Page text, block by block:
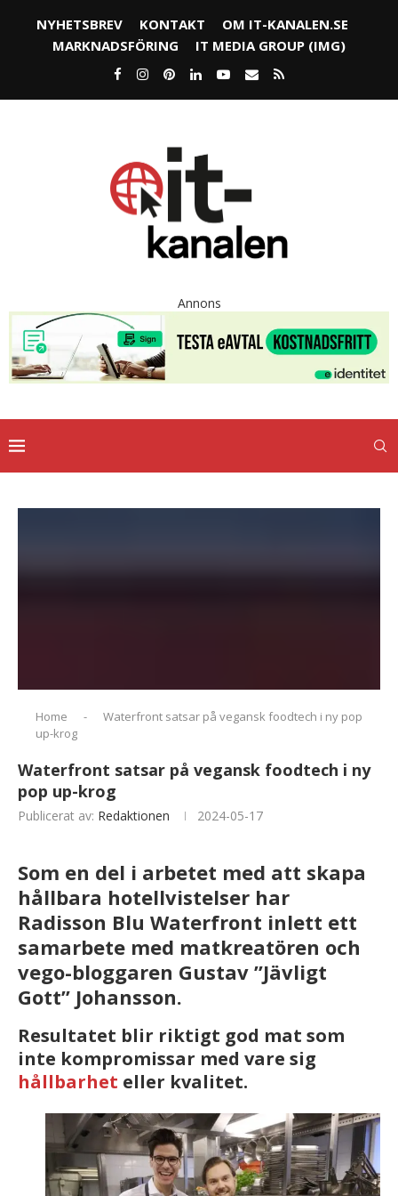
NYHETSBREV KONTAKT
OM IT-KANALEN.SE
MARKNADSFÖRING
IT MEDIA GROUP (IMG)
Annons
Home -
Waterfront satsar på vegansk foodtech i ny pop
up-krog
Waterfront satsar på vegansk foodtech i ny
pop up-krog
Publicerat av: Redaktionen 2024-05-17
Som en del i arbetet med att skapa
hållbara hotellvistelser har
Radisson Blu Waterfront inlett ett
samarbete med matkreatören och
vego-bloggaren Gustav ”Jävligt
Gott” Johansson.
Resultatet blir riktigt god mat som
inte kompromissar med vare sig
hållbarhet eller kvalitet.